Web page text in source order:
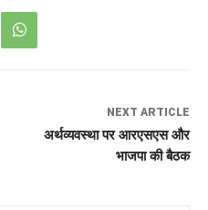
NEXT ARTICLE
अर्थव्यवस्था पर आरएसएस और
भाजपा की बैठक